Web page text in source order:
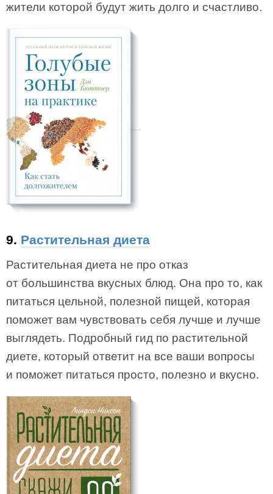
жители которой будут жить долго и счастливо.
9. Растительная диета
Растительная диета не про отказ
от большинства вкусных блюд. Она про то, как
питаться цельной, полезной пищей, которая
поможет вам чувствовать себя лучше и лучше
выглядеть. Подробный гид по растительной
диете, который ответит на все ваши вопросы
и поможет питаться просто, полезно и вкусно.